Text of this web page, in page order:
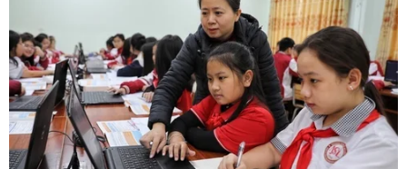
Đám cháy tại Nhà thờ Đức Bà ở thủ đô Paris, Pháp đã được
dập tắt hoàn toàn ngày 16/4/2019. (Ảnh: AFP/TTXVN)
Theo thông tin mới nhất công bố ngày 16/4, đám
cháy tại Nhà thờ Đức Bà ở thủ đô Paris đã được